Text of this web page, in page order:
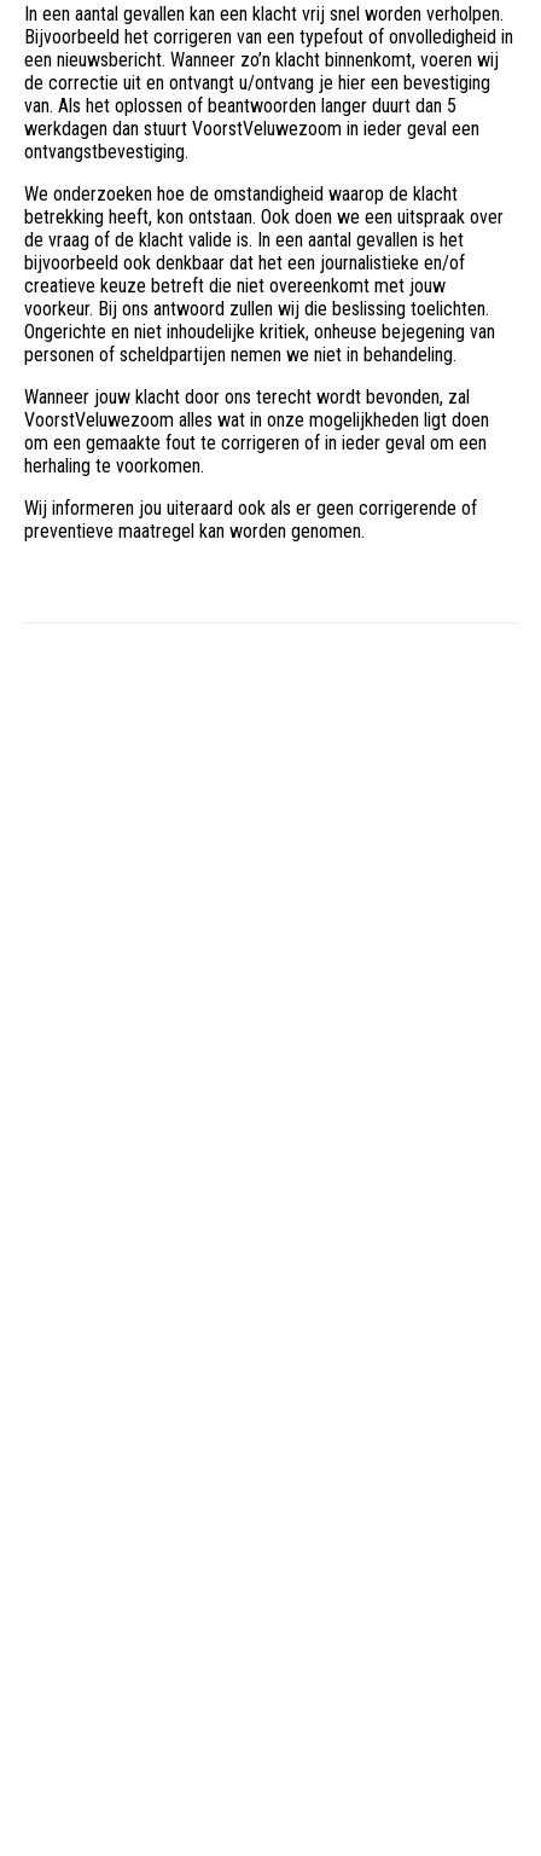
In een aantal gevallen kan een klacht vrij snel worden verholpen.
Bijvoorbeeld het corrigeren van een typefout of onvolledigheid in
een nieuwsbericht. Wanneer zo’n klacht binnenkomt, voeren wij
de correctie uit en ontvangt u/ontvang je hier een bevestiging
van. Als het oplossen of beantwoorden langer duurt dan 5
werkdagen dan stuurt VoorstVeluwezoom in ieder geval een
ontvangstbevestiging.
We onderzoeken hoe de omstandigheid waarop de klacht
betrekking heeft, kon ontstaan. Ook doen we een uitspraak over
de vraag of de klacht valide is. In een aantal gevallen is het
bijvoorbeeld ook denkbaar dat het een journalistieke en/of
creatieve keuze betreft die niet overeenkomt met jouw
voorkeur. Bij ons antwoord zullen wij die beslissing toelichten.
Ongerichte en niet inhoudelijke kritiek, onheuse bejegening van
personen of scheldpartijen nemen we niet in behandeling.
Wanneer jouw klacht door ons terecht wordt bevonden, zal
VoorstVeluwezoom alles wat in onze mogelijkheden ligt doen
om een gemaakte fout te corrigeren of in ieder geval om een
herhaling te voorkomen.
Wij informeren jou uiteraard ook als er geen corrigerende of
preventieve maatregel kan worden genomen.